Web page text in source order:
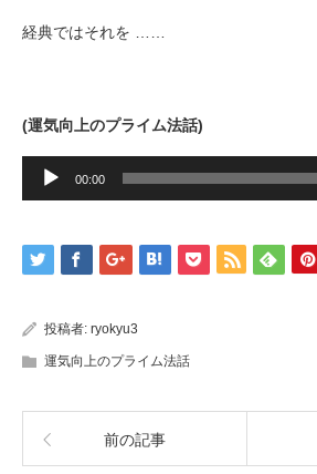
経典ではそれを ……
(運気向上のプライム法話)
プ
ヤ
ー
00:00
投稿者: ryokyu3
運気向上のプライム法話
前の記事